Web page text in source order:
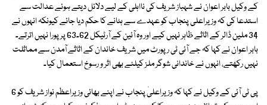
کے وکیل بابر اعوان نے شہباز شریف کی نااہلی کے لیے دلائل دیتے ہوئے عدالت سے
استدعا کی کہ وزیراعلی پنجاب کو عہدے سے ہٹانے کا حکم دیا جائے کیونکہ انہوں نے
34 ملین ڈالر کے اثاثے ظاہر نہیں کیے اور وہ آئین کے آرٹیکل 62۔63 پر پورا نہیں اترتے۔
بابر اعوان نے کہا کہ جے آئی ٹی رپورٹ میں شریف خاندان کے اثاثے آمدن سے مماثلت
نہیں رکھتے، انہوں نے خاندانی شوگر ملز کیلئے بھی اثر و رسوخ استعمال کیا۔
پی ٹی آئی کے وکیل نے کہا کہ وزیراعلیٰ پنجاب نے اپنے بھائی وزیراعظم نواز شریف کو 6